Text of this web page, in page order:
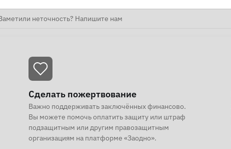
неточность? Напишите нам
Сделать пожертвование
Важно поддерживать заключённых финансово.
Вы можете помочь оплатить защиту или штраф
подзащитным или другим правозащитным
организациям на платформе «Заодно».